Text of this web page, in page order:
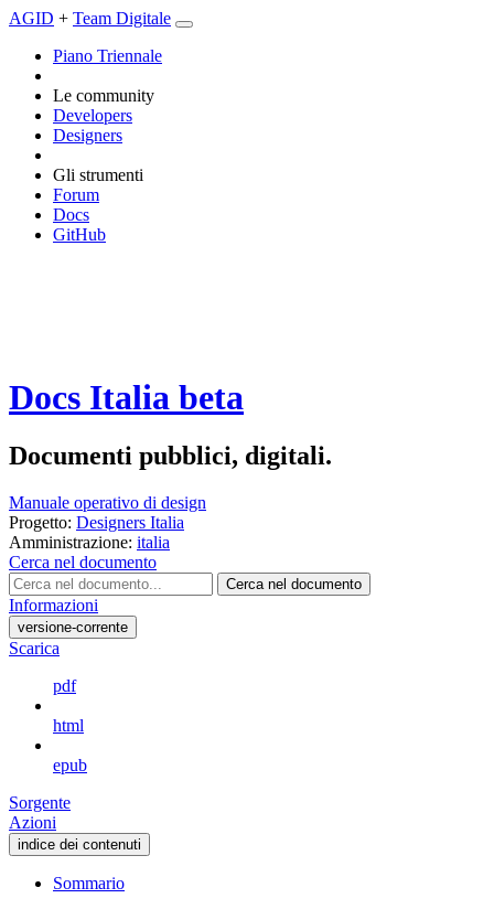
AGID + Team Digitale
Piano Triennale
Le community
Developers
Designers
Gli strumenti
Forum
Docs
GitHub
Docs Italia beta
Documenti pubblici, digitali.
Manuale operativo di design
Progetto: Designers Italia
Amministrazione: italia
Cerca nel documento
Cerca nel documento
Informazioni
versione-corrente
Scarica
pdf
html
epub
Sorgente
Azioni
indice dei contenuti
Sommario